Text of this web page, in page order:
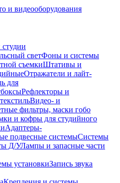
светФоны и системы
съемкиШтативы и
Отражатели и лайт-
для
Рефлекторы и
Видео- и
фильтры, маски гобо
и кофры для студийного
Адаптеры-
подвесные системыСистемы
Д/УЛампы и запасные части
установкиЗапись звука